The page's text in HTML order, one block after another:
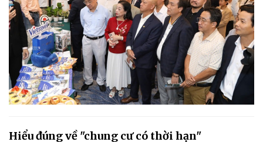
Hiểu đúng về "chung cư có thời hạn"